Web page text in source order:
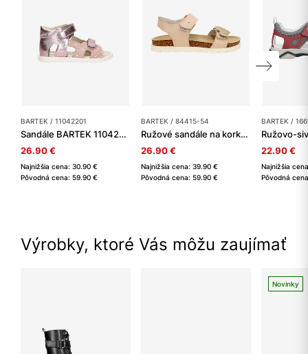
BARTEK / 11042201
Sandále BARTEK 11042201, pre dievčatá, ružové
26.90 €
Najnižšia cena: 30.90 €
Pôvodná cena: 59.90 €
BARTEK / 84415-54
Ružové sandále na korkovej podrážke BARTEK 84415-54 so zlatou odnímateľnou ozdobou
26.90 €
Najnižšia cena: 39.90 €
Pôvodná cena: 59.90 €
BARTEK /
22.90 €
Najnižšia
Pôvodná
Výrobky, ktoré Vás môžu zaujímať
Novinky